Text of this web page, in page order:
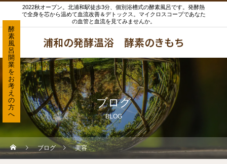
2022秋オープン。北浦和駅徒歩3分、個別浴槽式の酵素風呂です。発酵熱
で全身を芯から温めて血流改善＆デトックス。マイクロスコープであなた
の血管と血流を見てみませんか。
浦和の発酵温浴 酵素のきもち
ブログ
BLOG
ブログ 美容
酵
素
風
呂
開
業
を
お
考
え
の
方
へ